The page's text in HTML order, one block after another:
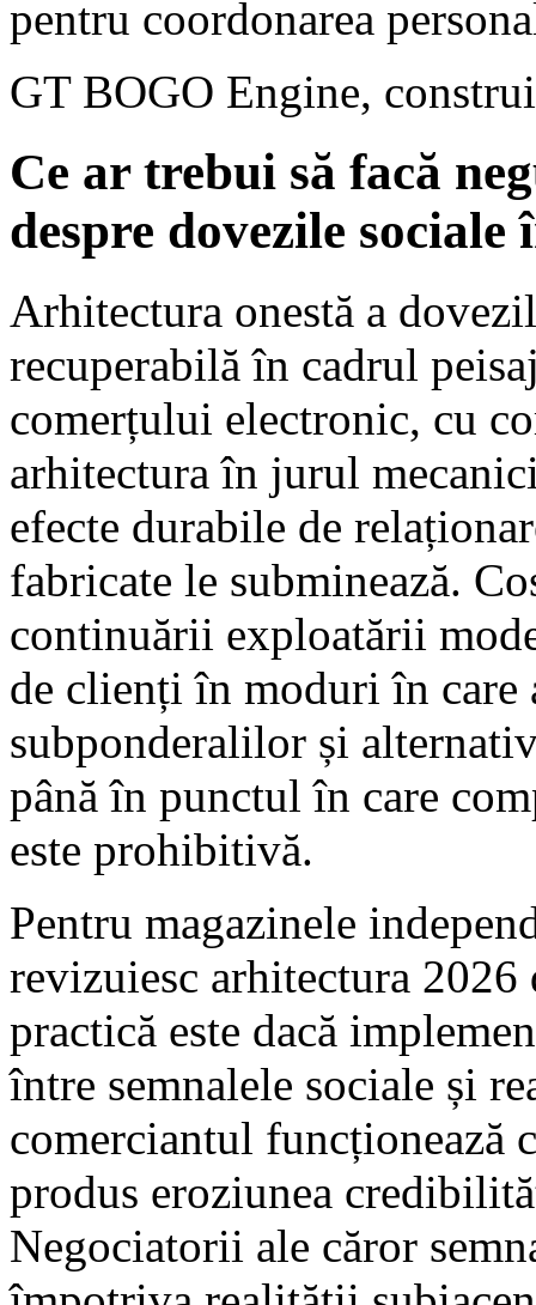
pentru coordonarea
GT BOGO Engine,
Ce ar trebui să facă
despre dovezile sociale
Arhitectura onestă a
recuperabilă în cadrul
comerțului electronic, cu
arhitectura în jurul
efecte durabile de
fabricate le subminează.
continuării exploatării
de clienți în moduri în care
subponderalilor și
până în punctul în care
este prohibitivă.
Pentru magazinele
revizuiesc arhitectura 2026
practică este dacă
între semnalele sociale și
comerciantul funcționează
produs eroziunea
Negociatorii ale căror